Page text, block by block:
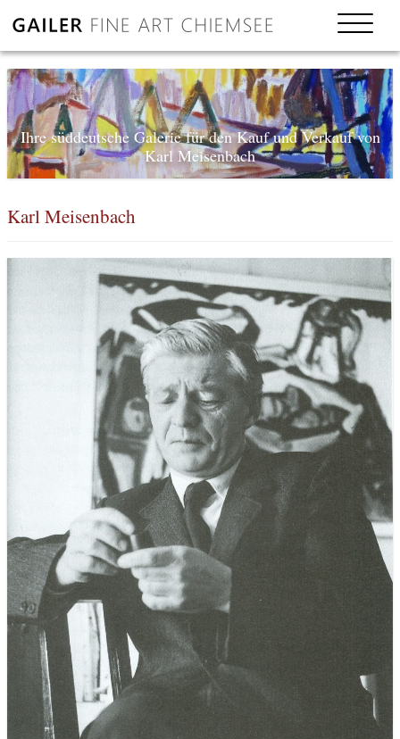
Ihre süddeutsche Galerie für den Kauf und Verkauf von
Karl Meisenbach
Karl Meisenbach